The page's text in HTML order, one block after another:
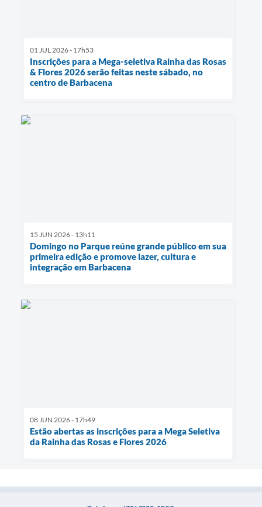
01 JUL 2026 - 17h53
Inscrições para a Mega-seletiva Rainha das Rosas
& Flores 2026 serão feitas neste sábado, no
centro de Barbacena
15 JUN 2026 - 13h11
Domingo no Parque reúne grande público em sua
primeira edição e promove lazer, cultura e
integração em Barbacena
08 JUN 2026 - 17h49
Estão abertas as inscrições para a Mega Seletiva
da Rainha das Rosas e Flores 2026